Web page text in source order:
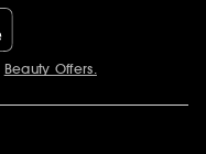
Beauty Offers.